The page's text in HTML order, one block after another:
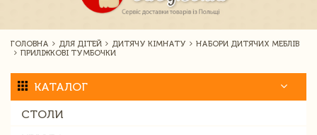
ГОЛОВНА ДЛЯ ДІТЕЙ ДИТЯЧУ КІМНАТУ
НАБОРИ ДИТЯЧИХ МЕБЛІВ
ПРИЛІЖКОВІ ТУМБОЧКИ
КАТАЛОГ
СТОЛИ